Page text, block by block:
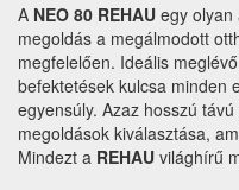
A NEO 80 REHAU egy olyan
megoldás a megálmodott
megfelelően. Ideális
befektetések kulcsa minden
egyensúly. Azaz hosszú távú
megoldások kiválasztása,
Mindezt a REHAU világhírű